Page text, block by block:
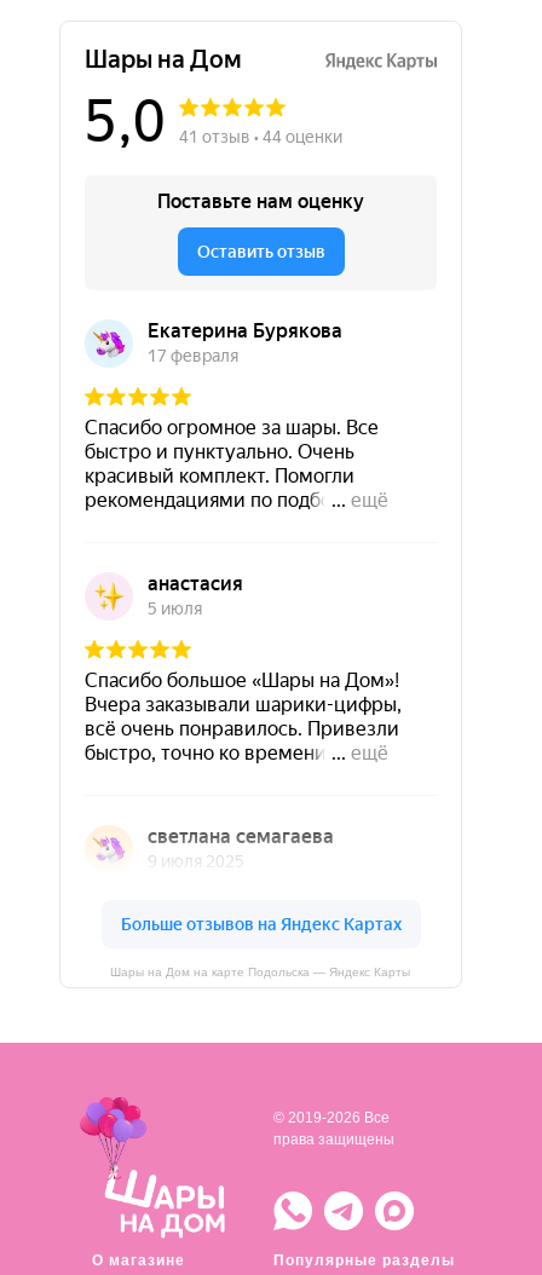
Шары на Дом на карте Подольска — Яндекс Карты
О магазине Популярные разделы
© 2019-2026 Все
права защищены